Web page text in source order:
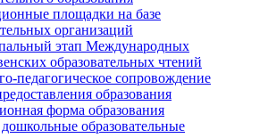
площадки на базе
организаций
этап Международных
образовательных чтений
педагогическое сопровождение
образования
форма образования
образовательные